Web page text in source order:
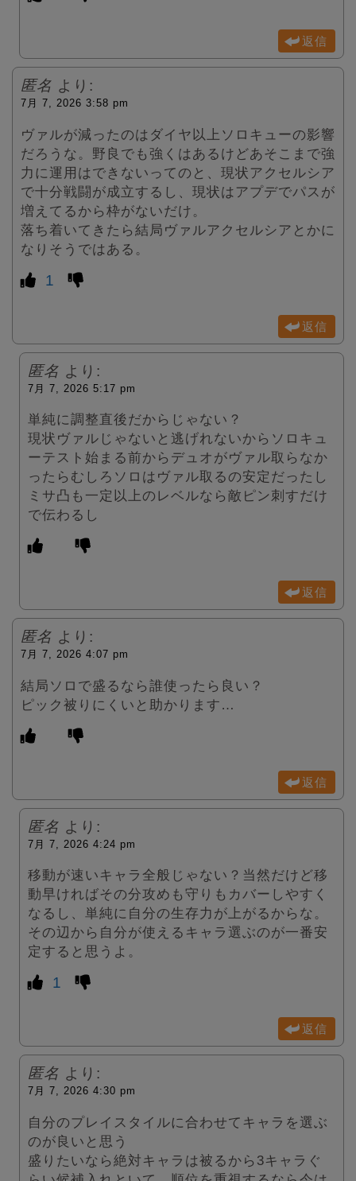
返信
匿名 より:
7月 7, 2026 3:58 pm
ヴァルが減ったのはダイヤ以上ソロキューの影響
だろうな。野良でも強くはあるけどあそこまで強
力に運用はできないってのと、現状アクセルシア
で十分戦闘が成立するし、現状はアプデでパスが
増えてるから枠がないだけ。
落ち着いてきたら結局ヴァルアクセルシアとかに
なりそうではある。
1
返信
匿名 より:
7月 7, 2026 5:17 pm
単純に調整直後だからじゃない？
現状ヴァルじゃないと逃げれないからソロキュ
ーテスト始まる前からデュオがヴァル取らなか
ったらむしろソロはヴァル取るの安定だったし
ミサ凸も一定以上のレベルなら敵ピン刺すだけ
で伝わるし
返信
匿名 より:
7月 7, 2026 4:07 pm
結局ソロで盛るなら誰使ったら良い？
ピック被りにくいと助かります…
返信
匿名 より:
7月 7, 2026 4:24 pm
移動が速いキャラ全般じゃない？当然だけど移
動早ければその分攻めも守りもカバーしやすく
なるし、単純に自分の生存力が上がるからな。
その辺から自分が使えるキャラ選ぶのが一番安
定すると思うよ。
1
返信
匿名 より:
7月 7, 2026 4:30 pm
自分のプレイスタイルに合わせてキャラを選ぶ
のが良いと思う
盛りたいなら絶対キャラは被るから3キャラぐ